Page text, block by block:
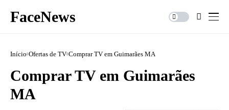
FaceNews
Início Ofertas de TV Comprar TV em Guimarães MA
Comprar TV em Guimarães
MA